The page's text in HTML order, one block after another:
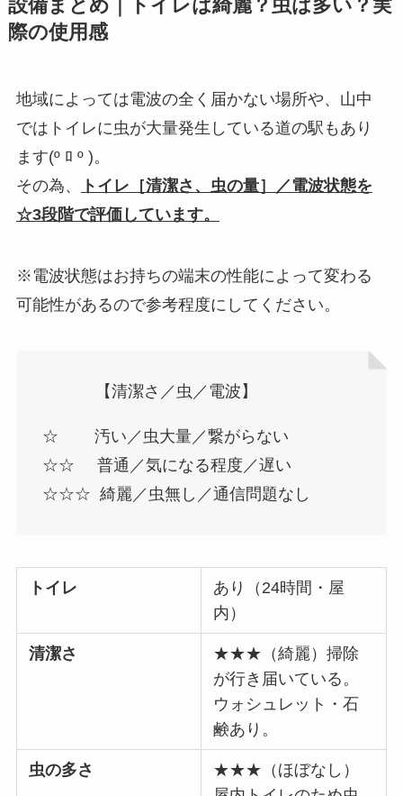
設備まとめ｜トイレは綺麗？虫は多い？実
際の使用感
地域によっては電波の全く届かない場所や、山中
ではトイレに虫が大量発生している道の駅もあり
ます(º ﾛ º )。
その為、
トイレ［清潔さ、虫の量］／電波状態を
☆3段階で評価しています。
※電波状態はお持ちの端末の性能によって変わる
可能性があるので参考程度にしてください。
【清潔さ／虫／電波】
☆ 汚い／虫大量／繋がらない
☆☆ 普通／気になる程度／遅い
☆☆☆ 綺麗／虫無し／通信問題なし
トイレ
あり（24時間・屋
内）
清潔さ
★★★（綺麗）掃除
が行き届いている。
ウォシュレット・石
鹸あり。
虫の多さ
★★★（ほぼなし）